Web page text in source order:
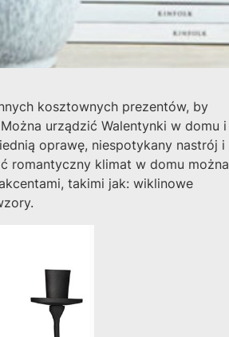
kosztownych prezentów, by
urządzić Walentynki w domu i
oprawę, niespotykany nastrój i
romantyczny klimat w domu można
takimi jak: wiklinowe